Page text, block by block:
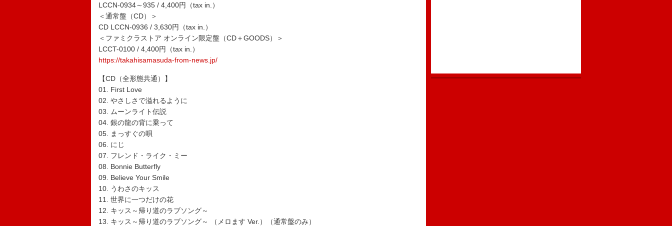
LCCN-0934～935 / 4,400円（tax in.）
＜通常盤（CD）＞
CD LCCN-0936 / 3,630円（tax in.）
＜ファミクラストア オンライン限定盤（CD＋GOODS）＞
LCCT-0100 / 4,400円（tax in.）
https://takahisamasuda-from-news.jp/
【CD（全形態共通）】
01. First Love
02. やさしさで溢れるように
03. ムーンライト伝説
04. 銀の龍の背に乗って
05. まっすぐの唄
06. にじ
07. フレンド・ライク・ミー
08. Bonnie Butterfly
09. Believe Your Smile
10. うわさのキッス
11. 世界に一つだけの花
12. キッス～帰り道のラブソング～
13. キッス～帰り道のラブソング～ （メロます Ver.）（通常盤のみ）